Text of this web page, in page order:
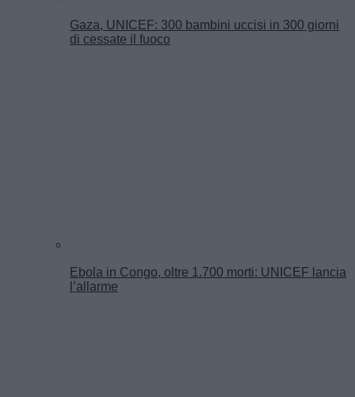
Gaza, UNICEF: 300 bambini uccisi in 300 giorni
di cessate il fuoco
Ebola in Congo, oltre 1.700 morti: UNICEF lancia
l’allarme